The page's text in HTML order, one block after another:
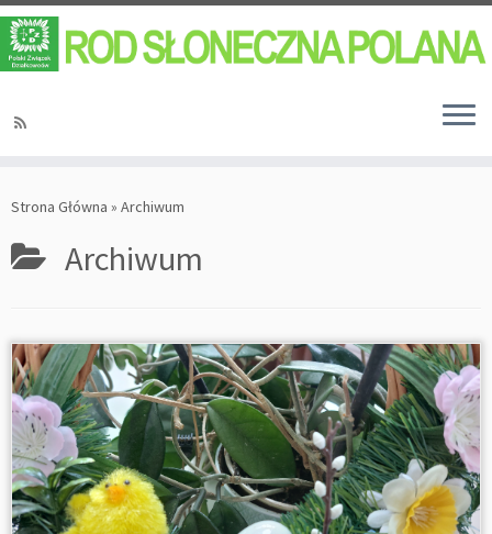
Strona Główna » Archiwum
Archiwum